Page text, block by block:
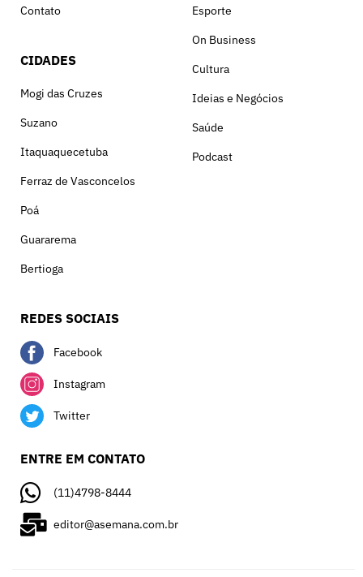
Contato
CIDADES
Mogi das Cruzes
Suzano
Itaquaquecetuba
Ferraz de Vasconcelos
Poá
Guararema
Bertioga
Esporte
On Business
Cultura
Ideias e Negócios
Saúde
Podcast
REDES SOCIAIS
Facebook
Instagram
Twitter
ENTRE EM CONTATO
(11)4798-8444
editor@asemana.com.br